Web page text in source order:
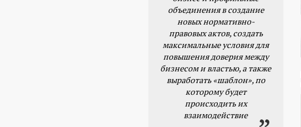
объединения в создание
новых нормативно-
правовых актов, создать
максимальные условия для
повышения доверия между
бизнесом и властью, а также
выработать «шаблон», по
которому будет
происходить их
взаимодействие